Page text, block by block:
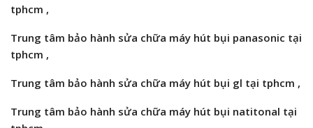
tphcm ,
Trung tâm bảo hành sửa chữa máy hút bụi panasonic tại
tphcm ,
Trung tâm bảo hành sửa chữa máy hút bụi gl tại tphcm ,
Trung tâm bảo hành sửa chữa máy hút bụi natitonal tại